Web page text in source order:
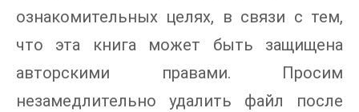
ознакомительных целях, в связи с тем,
что эта книга может быть защищена
авторскими правами. Просим
незамедлительно удалить файл после